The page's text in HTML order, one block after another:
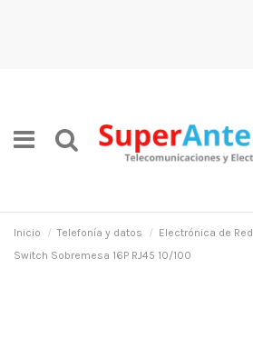
Inicio Telefonía y datos Electrónica de Red
Switch Sobremesa 16P RJ45 10/100